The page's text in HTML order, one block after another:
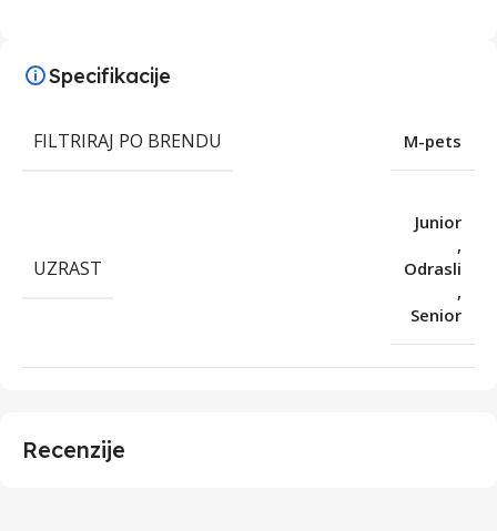
Specifikacije
FILTRIRAJ PO BRENDU M-pets
UZRAST
Junior
,
Odrasli
,
Senior
Recenzije